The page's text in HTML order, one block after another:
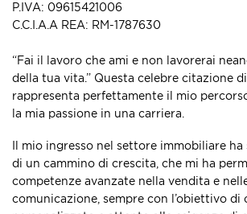
P.IVA: 09615421006
C.C.I.A.A REA: RM-1787630
“Fai il lavoro che ami e non lavorerai
della tua vita.” Questa celebre citazione
rappresenta perfettamente il mio
la mia passione in una carriera.
Il mio ingresso nel settore immobiliare ha
di un cammino di crescita, che mi ha
competenze avanzate nella vendita e
comunicazione, sempre con l’obiettivo